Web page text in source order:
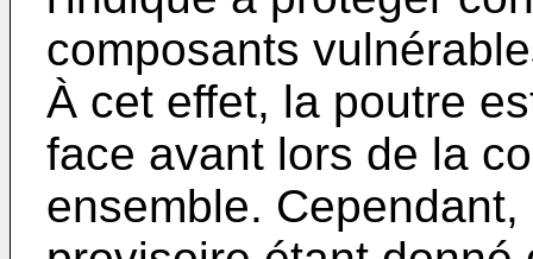
composants
À cet effet, la poutre
face avant lors de la
ensemble.